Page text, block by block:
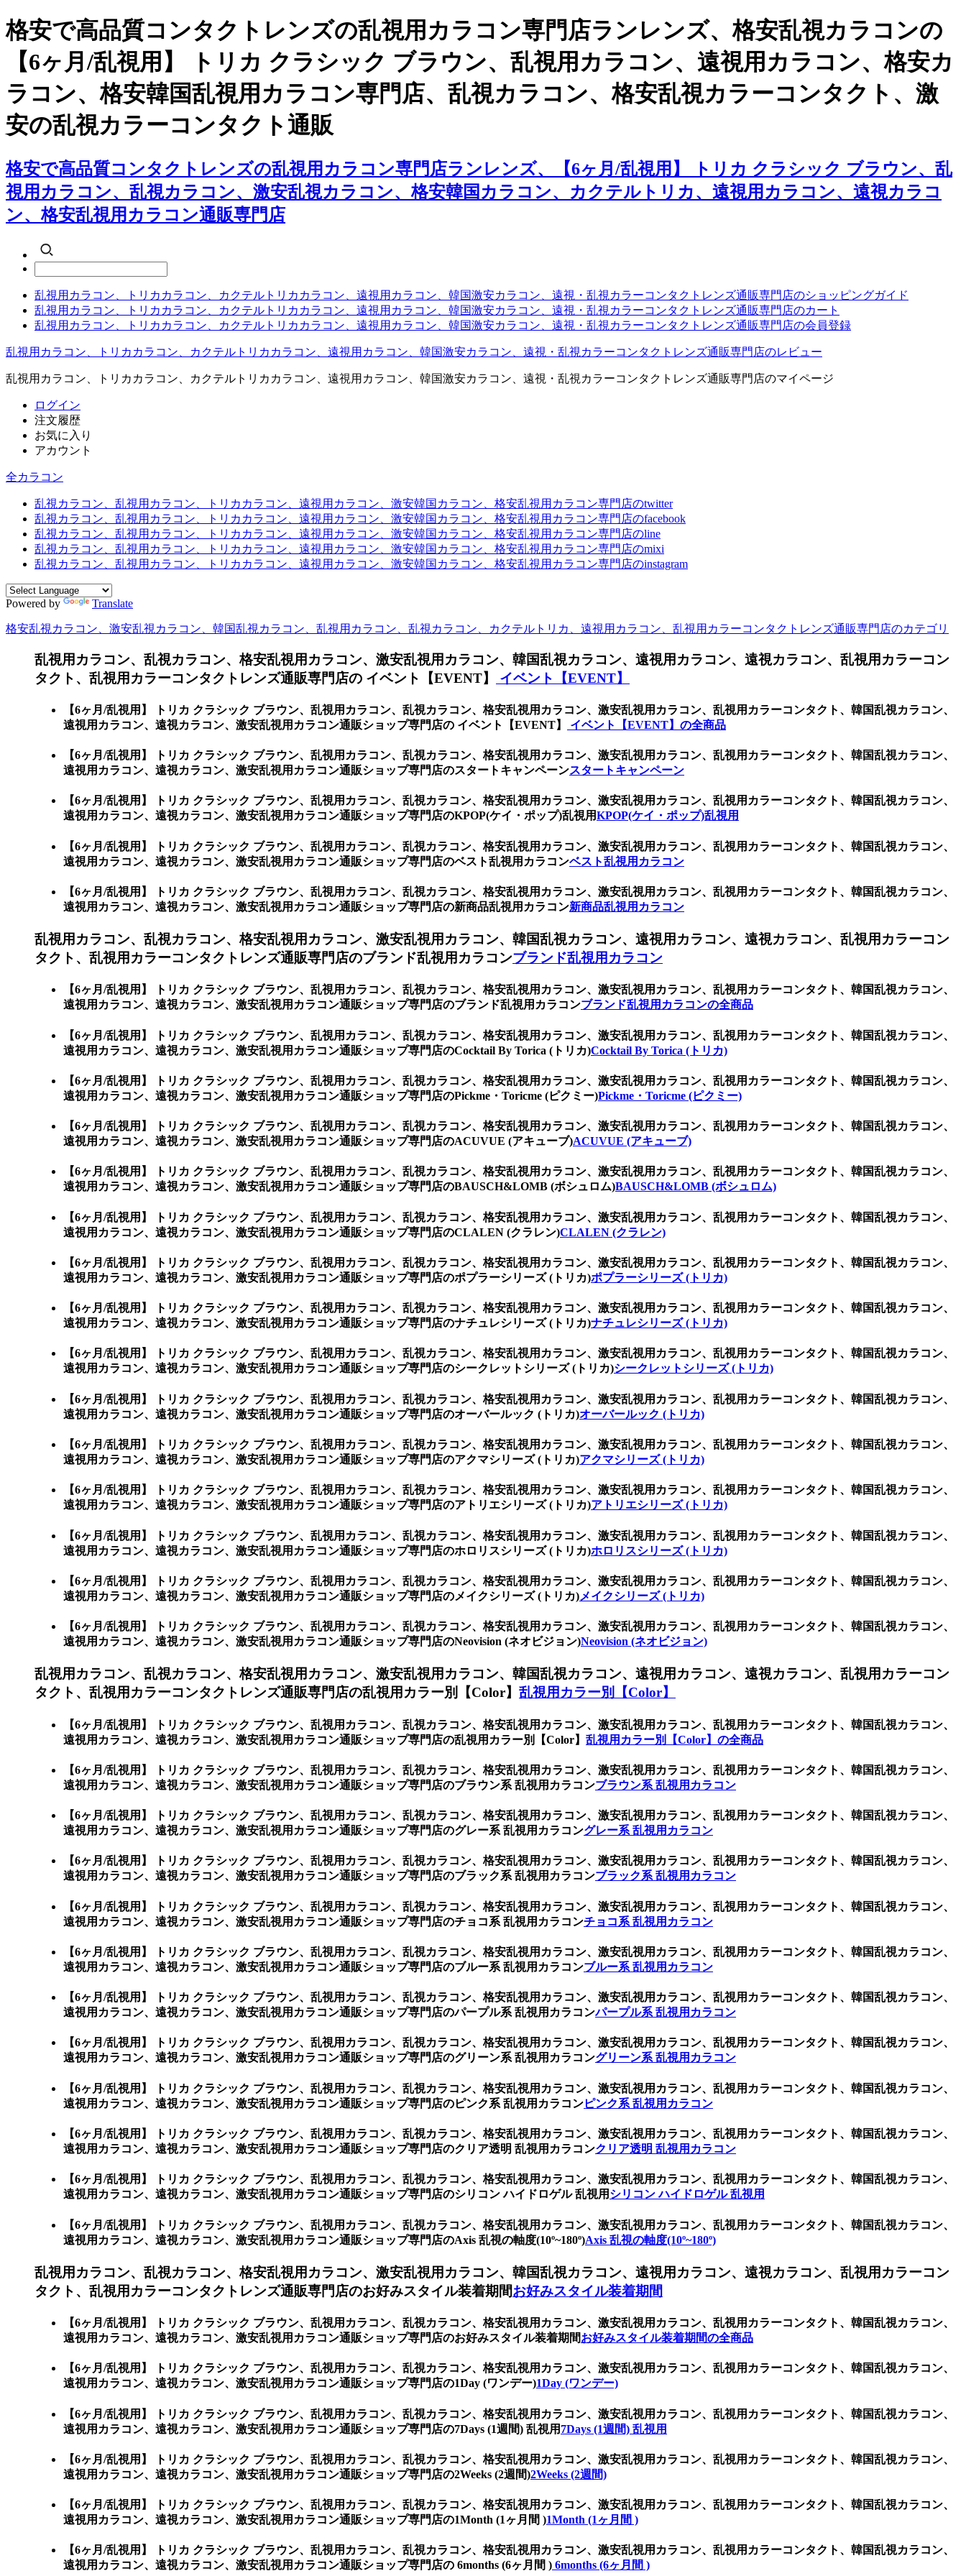
格安で高品質コンタクトレンズの乱視用カラコン専門店ランレンズ、格安乱視カラコンの
【6ヶ月/乱視用】 トリカ クラシック ブラウン、乱視用カラコン、遠視用カラコン、格安カ
ラコン、格安韓国乱視用カラコン専門店、乱視カラコン、格安乱視カラーコンタクト、激
安の乱視カラーコンタクト通販
格安で高品質コンタクトレンズの乱視用カラコン専門店ランレンズ、【6ヶ月/乱視用】 トリカ クラシック ブラウン、乱
視用カラコン、乱視カラコン、激安乱視カラコン、格安韓国カラコン、カクテルトリカ、遠視用カラコン、遠視カラコ
ン、格安乱視用カラコン通販専門店
乱視用カラコン、トリカカラコン、カクテルトリカカラコン、遠視用カラコン、韓国激安カラコン、遠視・乱視カラーコンタクトレンズ通販専門店のショッピングガイド
乱視用カラコン、トリカカラコン、カクテルトリカカラコン、遠視用カラコン、韓国激安カラコン、遠視・乱視カラーコンタクトレンズ通販専門店のカート
乱視用カラコン、トリカカラコン、カクテルトリカカラコン、遠視用カラコン、韓国激安カラコン、遠視・乱視カラーコンタクトレンズ通販専門店の会員登録
乱視用カラコン、トリカカラコン、カクテルトリカカラコン、遠視用カラコン、韓国激安カラコン、遠視・乱視カラーコンタクトレンズ通販専門店のレビュー
乱視用カラコン、トリカカラコン、カクテルトリカカラコン、遠視用カラコン、韓国激安カラコン、遠視・乱視カラーコンタクトレンズ通販専門店のマイページ
ログイン
注文履歴
お気に入り
アカウント
全カラコン
乱視カラコン、乱視用カラコン、トリカカラコン、遠視用カラコン、激安韓国カラコン、格安乱視用カラコン専門店のtwitter
乱視カラコン、乱視用カラコン、トリカカラコン、遠視用カラコン、激安韓国カラコン、格安乱視用カラコン専門店のfacebook
乱視カラコン、乱視用カラコン、トリカカラコン、遠視用カラコン、激安韓国カラコン、格安乱視用カラコン専門店のline
乱視カラコン、乱視用カラコン、トリカカラコン、遠視用カラコン、激安韓国カラコン、格安乱視用カラコン専門店のmixi
乱視カラコン、乱視用カラコン、トリカカラコン、遠視用カラコン、激安韓国カラコン、格安乱視用カラコン専門店のinstagram
Powered by Translate
格安乱視カラコン、激安乱視カラコン、韓国乱視カラコン、乱視用カラコン、乱視カラコン、カクテルトリカ、遠視用カラコン、乱視用カラーコンタクトレンズ通販専門店のカテゴリ
乱視用カラコン、乱視カラコン、格安乱視用カラコン、激安乱視用カラコン、韓国乱視カラコン、遠視用カラコン、遠視カラコン、乱視用カラーコン
タクト、乱視用カラーコンタクトレンズ通販専門店の イベント【EVENT】
イベント【EVENT】
【6ヶ月/乱視用】 トリカ クラシック ブラウン、乱視用カラコン、乱視カラコン、格安乱視用カラコン、激安乱視用カラコン、乱視用カラーコンタクト、韓国乱視カラコン、
遠視用カラコン、遠視カラコン、激安乱視用カラコン通販ショップ専門店の イベント【EVENT】
イベント【EVENT】の全商品
【6ヶ月/乱視用】 トリカ クラシック ブラウン、乱視用カラコン、乱視カラコン、格安乱視用カラコン、激安乱視用カラコン、乱視用カラーコンタクト、韓国乱視カラコン、
遠視用カラコン、遠視カラコン、激安乱視用カラコン通販ショップ専門店のスタートキャンペーンスタートキャンペーン
【6ヶ月/乱視用】 トリカ クラシック ブラウン、乱視用カラコン、乱視カラコン、格安乱視用カラコン、激安乱視用カラコン、乱視用カラーコンタクト、韓国乱視カラコン、
遠視用カラコン、遠視カラコン、激安乱視用カラコン通販ショップ専門店のKPOP(ケイ・ポップ)乱視用KPOP(ケイ・ポップ)乱視用
【6ヶ月/乱視用】 トリカ クラシック ブラウン、乱視用カラコン、乱視カラコン、格安乱視用カラコン、激安乱視用カラコン、乱視用カラーコンタクト、韓国乱視カラコン、
遠視用カラコン、遠視カラコン、激安乱視用カラコン通販ショップ専門店のベスト乱視用カラコンベスト乱視用カラコン
【6ヶ月/乱視用】 トリカ クラシック ブラウン、乱視用カラコン、乱視カラコン、格安乱視用カラコン、激安乱視用カラコン、乱視用カラーコンタクト、韓国乱視カラコン、
遠視用カラコン、遠視カラコン、激安乱視用カラコン通販ショップ専門店の新商品乱視用カラコン新商品乱視用カラコン
乱視用カラコン、乱視カラコン、格安乱視用カラコン、激安乱視用カラコン、韓国乱視カラコン、遠視用カラコン、遠視カラコン、乱視用カラーコン
タクト、乱視用カラーコンタクトレンズ通販専門店のブランド乱視用カラコンブランド乱視用カラコン
【6ヶ月/乱視用】 トリカ クラシック ブラウン、乱視用カラコン、乱視カラコン、格安乱視用カラコン、激安乱視用カラコン、乱視用カラーコンタクト、韓国乱視カラコン、
遠視用カラコン、遠視カラコン、激安乱視用カラコン通販ショップ専門店のブランド乱視用カラコンブランド乱視用カラコンの全商品
【6ヶ月/乱視用】 トリカ クラシック ブラウン、乱視用カラコン、乱視カラコン、格安乱視用カラコン、激安乱視用カラコン、乱視用カラーコンタクト、韓国乱視カラコン、
遠視用カラコン、遠視カラコン、激安乱視用カラコン通販ショップ専門店のCocktail By Torica (トリカ)Cocktail By Torica (トリカ)
【6ヶ月/乱視用】 トリカ クラシック ブラウン、乱視用カラコン、乱視カラコン、格安乱視用カラコン、激安乱視用カラコン、乱視用カラーコンタクト、韓国乱視カラコン、
遠視用カラコン、遠視カラコン、激安乱視用カラコン通販ショップ専門店のPickme・Toricme (ピクミー)Pickme・Toricme (ピクミー)
【6ヶ月/乱視用】 トリカ クラシック ブラウン、乱視用カラコン、乱視カラコン、格安乱視用カラコン、激安乱視用カラコン、乱視用カラーコンタクト、韓国乱視カラコン、
遠視用カラコン、遠視カラコン、激安乱視用カラコン通販ショップ専門店のACUVUE (アキューブ)ACUVUE (アキューブ)
【6ヶ月/乱視用】 トリカ クラシック ブラウン、乱視用カラコン、乱視カラコン、格安乱視用カラコン、激安乱視用カラコン、乱視用カラーコンタクト、韓国乱視カラコン、
遠視用カラコン、遠視カラコン、激安乱視用カラコン通販ショップ専門店のBAUSCH&LOMB (ボシュロム)BAUSCH&LOMB (ボシュロム)
【6ヶ月/乱視用】 トリカ クラシック ブラウン、乱視用カラコン、乱視カラコン、格安乱視用カラコン、激安乱視用カラコン、乱視用カラーコンタクト、韓国乱視カラコン、
遠視用カラコン、遠視カラコン、激安乱視用カラコン通販ショップ専門店のCLALEN (クラレン)CLALEN (クラレン)
【6ヶ月/乱視用】 トリカ クラシック ブラウン、乱視用カラコン、乱視カラコン、格安乱視用カラコン、激安乱視用カラコン、乱視用カラーコンタクト、韓国乱視カラコン、
遠視用カラコン、遠視カラコン、激安乱視用カラコン通販ショップ専門店のポプラーシリーズ (トリカ)ポプラーシリーズ (トリカ)
【6ヶ月/乱視用】 トリカ クラシック ブラウン、乱視用カラコン、乱視カラコン、格安乱視用カラコン、激安乱視用カラコン、乱視用カラーコンタクト、韓国乱視カラコン、
遠視用カラコン、遠視カラコン、激安乱視用カラコン通販ショップ専門店のナチュレシリーズ (トリカ)ナチュレシリーズ (トリカ)
【6ヶ月/乱視用】 トリカ クラシック ブラウン、乱視用カラコン、乱視カラコン、格安乱視用カラコン、激安乱視用カラコン、乱視用カラーコンタクト、韓国乱視カラコン、
遠視用カラコン、遠視カラコン、激安乱視用カラコン通販ショップ専門店のシークレットシリーズ (トリカ)シークレットシリーズ (トリカ)
【6ヶ月/乱視用】 トリカ クラシック ブラウン、乱視用カラコン、乱視カラコン、格安乱視用カラコン、激安乱視用カラコン、乱視用カラーコンタクト、韓国乱視カラコン、
遠視用カラコン、遠視カラコン、激安乱視用カラコン通販ショップ専門店のオーバールック (トリカ)オーバールック (トリカ)
【6ヶ月/乱視用】 トリカ クラシック ブラウン、乱視用カラコン、乱視カラコン、格安乱視用カラコン、激安乱視用カラコン、乱視用カラーコンタクト、韓国乱視カラコン、
遠視用カラコン、遠視カラコン、激安乱視用カラコン通販ショップ専門店のアクマシリーズ (トリカ)アクマシリーズ (トリカ)
【6ヶ月/乱視用】 トリカ クラシック ブラウン、乱視用カラコン、乱視カラコン、格安乱視用カラコン、激安乱視用カラコン、乱視用カラーコンタクト、韓国乱視カラコン、
遠視用カラコン、遠視カラコン、激安乱視用カラコン通販ショップ専門店のアトリエシリーズ (トリカ)アトリエシリーズ (トリカ)
【6ヶ月/乱視用】 トリカ クラシック ブラウン、乱視用カラコン、乱視カラコン、格安乱視用カラコン、激安乱視用カラコン、乱視用カラーコンタクト、韓国乱視カラコン、
遠視用カラコン、遠視カラコン、激安乱視用カラコン通販ショップ専門店のホロリスシリーズ (トリカ)ホロリスシリーズ (トリカ)
【6ヶ月/乱視用】 トリカ クラシック ブラウン、乱視用カラコン、乱視カラコン、格安乱視用カラコン、激安乱視用カラコン、乱視用カラーコンタクト、韓国乱視カラコン、
遠視用カラコン、遠視カラコン、激安乱視用カラコン通販ショップ専門店のメイクシリーズ (トリカ)メイクシリーズ (トリカ)
【6ヶ月/乱視用】 トリカ クラシック ブラウン、乱視用カラコン、乱視カラコン、格安乱視用カラコン、激安乱視用カラコン、乱視用カラーコンタクト、韓国乱視カラコン、
遠視用カラコン、遠視カラコン、激安乱視用カラコン通販ショップ専門店のNeovision (ネオビジョン)Neovision (ネオビジョン)
乱視用カラコン、乱視カラコン、格安乱視用カラコン、激安乱視用カラコン、韓国乱視カラコン、遠視用カラコン、遠視カラコン、乱視用カラーコン
タクト、乱視用カラーコンタクトレンズ通販専門店の乱視用カラー別【Color】 乱視用カラー別【Color】
【6ヶ月/乱視用】 トリカ クラシック ブラウン、乱視用カラコン、乱視カラコン、格安乱視用カラコン、激安乱視用カラコン、乱視用カラーコンタクト、韓国乱視カラコン、
遠視用カラコン、遠視カラコン、激安乱視用カラコン通販ショップ専門店の乱視用カラー別【Color】 乱視用カラー別【Color】の全商品
【6ヶ月/乱視用】 トリカ クラシック ブラウン、乱視用カラコン、乱視カラコン、格安乱視用カラコン、激安乱視用カラコン、乱視用カラーコンタクト、韓国乱視カラコン、
遠視用カラコン、遠視カラコン、激安乱視用カラコン通販ショップ専門店のブラウン系 乱視用カラコンブラウン系 乱視用カラコン
【6ヶ月/乱視用】 トリカ クラシック ブラウン、乱視用カラコン、乱視カラコン、格安乱視用カラコン、激安乱視用カラコン、乱視用カラーコンタクト、韓国乱視カラコン、
遠視用カラコン、遠視カラコン、激安乱視用カラコン通販ショップ専門店のグレー系 乱視用カラコングレー系 乱視用カラコン
【6ヶ月/乱視用】 トリカ クラシック ブラウン、乱視用カラコン、乱視カラコン、格安乱視用カラコン、激安乱視用カラコン、乱視用カラーコンタクト、韓国乱視カラコン、
遠視用カラコン、遠視カラコン、激安乱視用カラコン通販ショップ専門店のブラック系 乱視用カラコンブラック系 乱視用カラコン
【6ヶ月/乱視用】 トリカ クラシック ブラウン、乱視用カラコン、乱視カラコン、格安乱視用カラコン、激安乱視用カラコン、乱視用カラーコンタクト、韓国乱視カラコン、
遠視用カラコン、遠視カラコン、激安乱視用カラコン通販ショップ専門店のチョコ系 乱視用カラコンチョコ系 乱視用カラコン
【6ヶ月/乱視用】 トリカ クラシック ブラウン、乱視用カラコン、乱視カラコン、格安乱視用カラコン、激安乱視用カラコン、乱視用カラーコンタクト、韓国乱視カラコン、
遠視用カラコン、遠視カラコン、激安乱視用カラコン通販ショップ専門店のブルー系 乱視用カラコンブルー系 乱視用カラコン
【6ヶ月/乱視用】 トリカ クラシック ブラウン、乱視用カラコン、乱視カラコン、格安乱視用カラコン、激安乱視用カラコン、乱視用カラーコンタクト、韓国乱視カラコン、
遠視用カラコン、遠視カラコン、激安乱視用カラコン通販ショップ専門店のパープル系 乱視用カラコンパープル系 乱視用カラコン
【6ヶ月/乱視用】 トリカ クラシック ブラウン、乱視用カラコン、乱視カラコン、格安乱視用カラコン、激安乱視用カラコン、乱視用カラーコンタクト、韓国乱視カラコン、
遠視用カラコン、遠視カラコン、激安乱視用カラコン通販ショップ専門店のグリーン系 乱視用カラコングリーン系 乱視用カラコン
【6ヶ月/乱視用】 トリカ クラシック ブラウン、乱視用カラコン、乱視カラコン、格安乱視用カラコン、激安乱視用カラコン、乱視用カラーコンタクト、韓国乱視カラコン、
遠視用カラコン、遠視カラコン、激安乱視用カラコン通販ショップ専門店のピンク系 乱視用カラコンピンク系 乱視用カラコン
【6ヶ月/乱視用】 トリカ クラシック ブラウン、乱視用カラコン、乱視カラコン、格安乱視用カラコン、激安乱視用カラコン、乱視用カラーコンタクト、韓国乱視カラコン、
遠視用カラコン、遠視カラコン、激安乱視用カラコン通販ショップ専門店のクリア透明 乱視用カラコンクリア透明 乱視用カラコン
【6ヶ月/乱視用】 トリカ クラシック ブラウン、乱視用カラコン、乱視カラコン、格安乱視用カラコン、激安乱視用カラコン、乱視用カラーコンタクト、韓国乱視カラコン、
遠視用カラコン、遠視カラコン、激安乱視用カラコン通販ショップ専門店のシリコン ハイドロゲル 乱視用 シリコン ハイドロゲル 乱視用
【6ヶ月/乱視用】 トリカ クラシック ブラウン、乱視用カラコン、乱視カラコン、格安乱視用カラコン、激安乱視用カラコン、乱視用カラーコンタクト、韓国乱視カラコン、
遠視用カラコン、遠視カラコン、激安乱視用カラコン通販ショップ専門店のAxis 乱視の軸度(10º~180º)Axis 乱視の軸度(10º~180º)
乱視用カラコン、乱視カラコン、格安乱視用カラコン、激安乱視用カラコン、韓国乱視カラコン、遠視用カラコン、遠視カラコン、乱視用カラーコン
タクト、乱視用カラーコンタクトレンズ通販専門店のお好みスタイル装着期間お好みスタイル装着期間
【6ヶ月/乱視用】 トリカ クラシック ブラウン、乱視用カラコン、乱視カラコン、格安乱視用カラコン、激安乱視用カラコン、乱視用カラーコンタクト、韓国乱視カラコン、
遠視用カラコン、遠視カラコン、激安乱視用カラコン通販ショップ専門店のお好みスタイル装着期間お好みスタイル装着期間の全商品
【6ヶ月/乱視用】 トリカ クラシック ブラウン、乱視用カラコン、乱視カラコン、格安乱視用カラコン、激安乱視用カラコン、乱視用カラーコンタクト、韓国乱視カラコン、
遠視用カラコン、遠視カラコン、激安乱視用カラコン通販ショップ専門店の1Day (ワンデー)1Day (ワンデー)
【6ヶ月/乱視用】 トリカ クラシック ブラウン、乱視用カラコン、乱視カラコン、格安乱視用カラコン、激安乱視用カラコン、乱視用カラーコンタクト、韓国乱視カラコン、
遠視用カラコン、遠視カラコン、激安乱視用カラコン通販ショップ専門店の7Days (1週間) 乱視用 7Days (1週間) 乱視用
【6ヶ月/乱視用】 トリカ クラシック ブラウン、乱視用カラコン、乱視カラコン、格安乱視用カラコン、激安乱視用カラコン、乱視用カラーコンタクト、韓国乱視カラコン、
遠視用カラコン、遠視カラコン、激安乱視用カラコン通販ショップ専門店の2Weeks (2週間)2Weeks (2週間)
【6ヶ月/乱視用】 トリカ クラシック ブラウン、乱視用カラコン、乱視カラコン、格安乱視用カラコン、激安乱視用カラコン、乱視用カラーコンタクト、韓国乱視カラコン、
遠視用カラコン、遠視カラコン、激安乱視用カラコン通販ショップ専門店の1Month (1ヶ月間 )1Month (1ヶ月間 )
【6ヶ月/乱視用】 トリカ クラシック ブラウン、乱視用カラコン、乱視カラコン、格安乱視用カラコン、激安乱視用カラコン、乱視用カラーコンタクト、韓国乱視カラコン、
遠視用カラコン、遠視カラコン、激安乱視用カラコン通販ショップ専門店の 6months (6ヶ月間 ) 6months (6ヶ月間 )